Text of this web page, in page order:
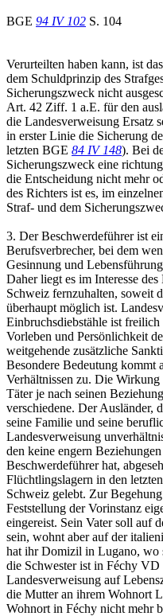
BGE 94 IV 102 S. 104
Verurteilten haben kann, ist
dem Schuldprinzip des
Sicherungszweck nicht
Art. 42 Ziff. 1 a.E. für den
die Landesverweisung Ersatz
in erster Linie die Sicherung
letzten BGE 84 IV 148). Bei
Sicherungszweck eine
die Entscheidung nicht mehr
des Richters ist es, im
Straf- und dem
3. Der Beschwerdeführer ist
Berufsverbrecher, bei dem
Gesinnung und
Daher liegt es im Interesse
Schweiz fernzuhalten, soweit
überhaupt möglich ist.
Einbruchsdiebstähle ist
Vorleben und Persönlichkeit
weitgehende zusätzliche
Besondere Bedeutung kommt
Verhältnissen zu. Die
Täter je nach seinen
verschiedene. Der Ausländer,
seine Familie und seine
Landesverweisung
den keine engern
Beschwerdeführer hat,
Flüchtlingslagern in den
Schweiz gelebt. Zur
Feststellung der Vorinstanz
eingereist. Sein Vater soll auf
sein, wohnt aber auf der
hat ihr Domizil in Lugano, wo
die Schwester ist in Féchy
Landesverweisung auf
die Mutter an ihrem Wohnort
Wohnort in Féchy nicht mehr